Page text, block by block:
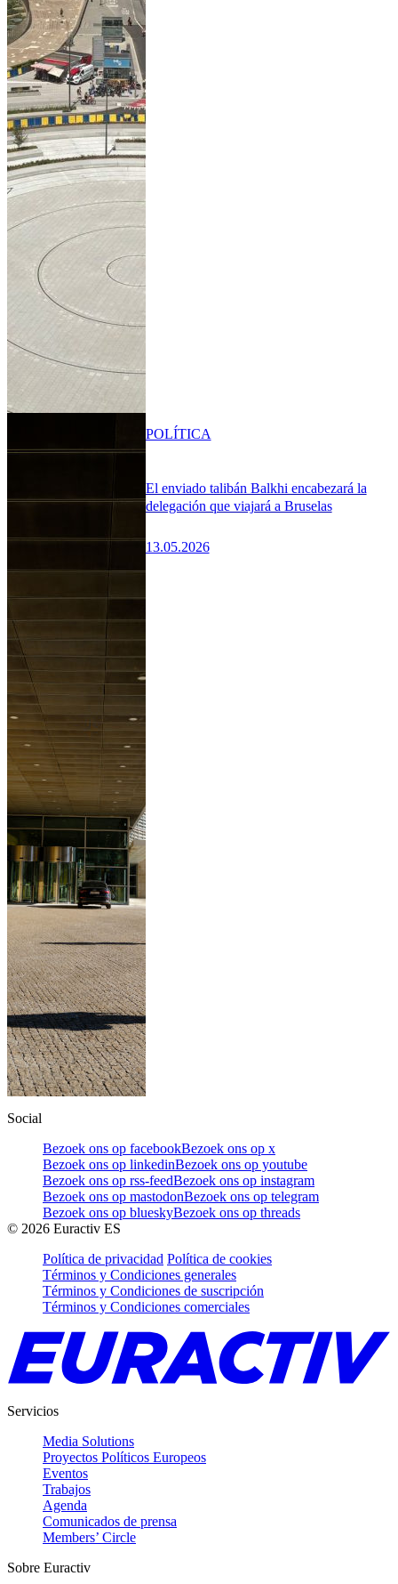
El enviado talibán Balkhi encabezará la
delegación que viajará a Bruselas
13.05.2026
POLÍTICA
Social
Bezoek ons op facebookBezoek ons op x
Bezoek ons op linkedinBezoek ons op youtube
Bezoek ons op rss-feedBezoek ons op instagram
Bezoek ons op mastodonBezoek ons op telegram
Bezoek ons op blueskyBezoek ons op threads
© 2026 Euractiv ES
Política de privacidad Política de cookies
Términos y Condiciones generales
Términos y Condiciones de suscripción
Términos y Condiciones comerciales
Servicios
Media Solutions
Proyectos Políticos Europeos
Eventos
Trabajos
Agenda
Comunicados de prensa
Members’ Circle
Sobre Euractiv